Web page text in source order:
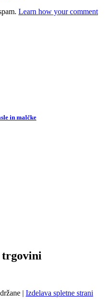
Learn how your comment
in malčke
trgovini
| Izdelava spletne strani